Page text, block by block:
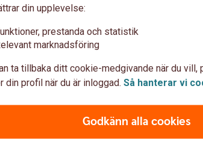
främst i USA,
Här väljs bolag som
som driver vår
Ny
Ny
Den
din upplevelse:
prestanda och statistik
marknadsföring
ta tillbaka ditt cookie-medgivande när du
din profil när du är inloggad. Så hanterar vi
Godkänn alla cookies